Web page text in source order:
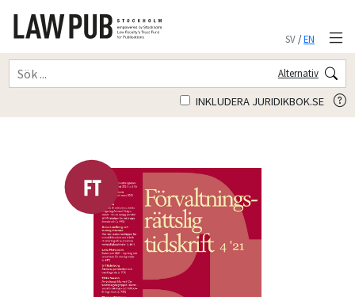
SV/EN
Alternativ
INKLUDERA JURIDIKBOK.SE